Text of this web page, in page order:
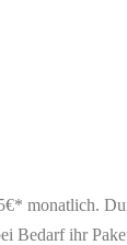
monatlich.
Bedarf ihr